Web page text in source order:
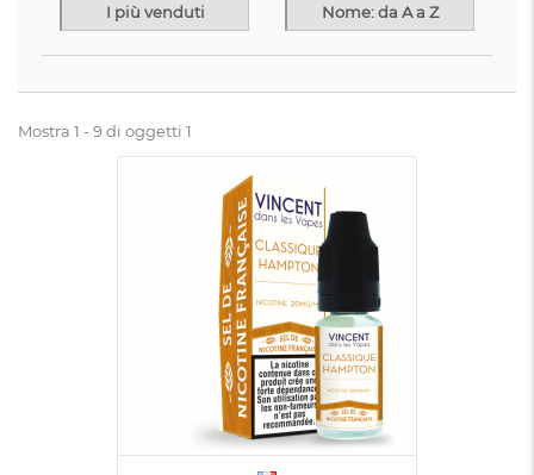
I più venduti Nome: da A a Z
Mostra 1 - 9 di oggetti 1